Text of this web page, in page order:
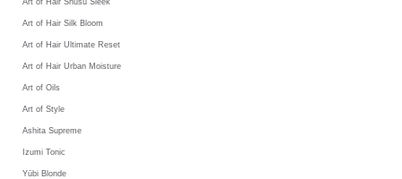
Art of Hair Silk Bloom
Art of Hair Ultimate Reset
Art of Hair Urban Moisture
Art of Oils
Art of Style
Ashita Supreme
Izumi Tonic
Yūbi Blonde